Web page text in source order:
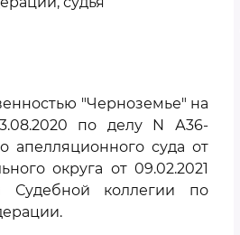
"Черноземье" на
по делу N А36-
апелляционного суда от
округа от 09.02.2021
Судебной коллегии по